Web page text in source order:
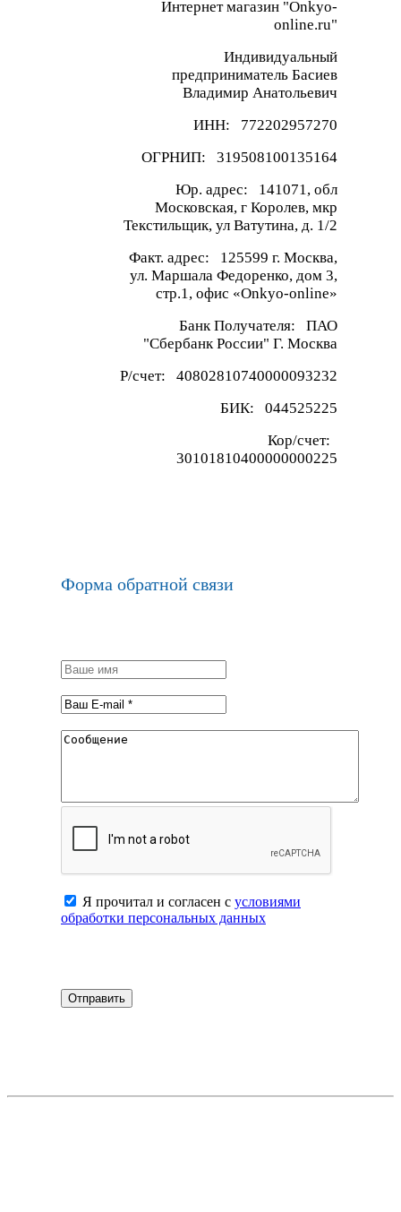
Интернет магазин "Onkyo-
online.ru"
Индивидуальный
предприниматель Басиев
Владимир Анатольевич
ИНН: 772202957270
ОГРНИП: 319508100135164
Юр. адрес: 141071, обл
Московская, г Королев, мкр
Текстильщик, ул Ватутина, д. 1/2
Факт. адрес: 125599 г. Москва,
ул. Маршала Федоренко, дом 3,
стр.1, офис «Onkyo-online»
Банк Получателя: ПАО
"Сбербанк России" Г. Москва
Р/счет: 40802810740000093232
БИК: 044525225
Кор/счет:
30101810400000000225
Форма обратной связи
Я прочитал и согласен с условиями
обработки персональных данных